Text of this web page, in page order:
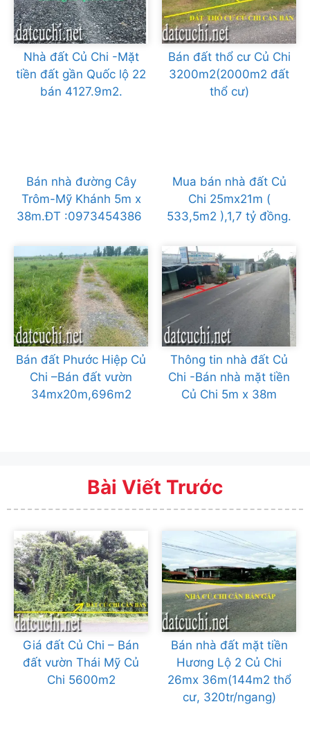
Nhà đất Củ Chi -Mặt
tiền đất gần Quốc lộ 22
bán 4127.9m2.
Bán đất thổ cư Củ Chi
3200m2(2000m2 đất
thổ cư)
Bán nhà đường Cây
Trôm-Mỹ Khánh 5m x
38m.ĐT :0973454386
Mua bán nhà đất Củ
Chi 25mx21m (
533,5m2 ),1,7 tỷ đồng.
Bán đất Phước Hiệp Củ
Chi –Bán đất vườn
34mx20m,696m2
Thông tin nhà đất Củ
Chi -Bán nhà mặt tiền
Củ Chi 5m x 38m
Bài Viết Trước
Giá đất Củ Chi – Bán
đất vườn Thái Mỹ Củ
Chi 5600m2
Bán nhà đất mặt tiền
Hương Lộ 2 Củ Chi
26mx 36m(144m2 thổ
cư, 320tr/ngang)